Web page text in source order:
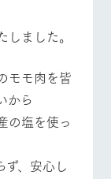
牧場マッ
牧場マップのダ
ウンロード
ました。
モモ肉を皆
から
の塩を使っ
、安心し